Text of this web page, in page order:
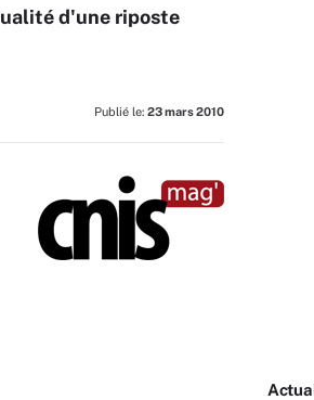
d'une riposte
Publié le: 23 mars 2010